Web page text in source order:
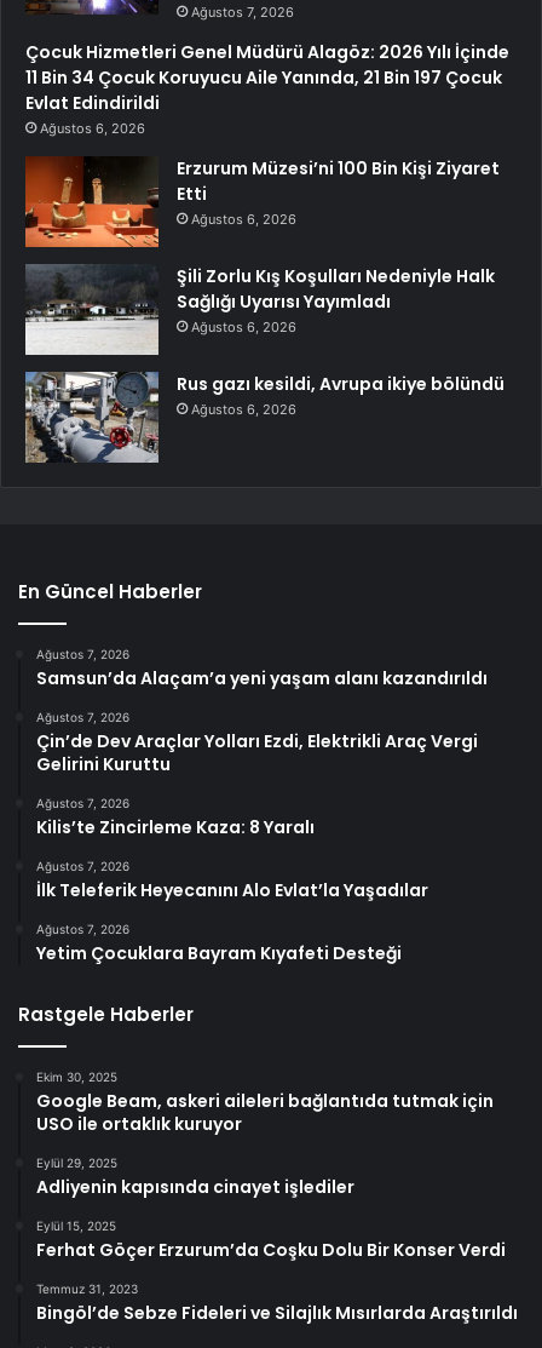
Ağustos 7, 2026
Çocuk Hizmetleri Genel Müdürü Alagöz: 2026 Yılı İçinde
11 Bin 34 Çocuk Koruyucu Aile Yanında, 21 Bin 197 Çocuk
Evlat Edindirildi
Ağustos 6, 2026
Erzurum Müzesi’ni 100 Bin Kişi Ziyaret
Etti
Ağustos 6, 2026
Şili Zorlu Kış Koşulları Nedeniyle Halk
Sağlığı Uyarısı Yayımladı
Ağustos 6, 2026
Rus gazı kesildi, Avrupa ikiye bölündü
Ağustos 6, 2026
En Güncel Haberler
Ağustos 7, 2026
Samsun’da Alaçam’a yeni yaşam alanı kazandırıldı
Ağustos 7, 2026
Çin’de Dev Araçlar Yolları Ezdi, Elektrikli Araç Vergi
Gelirini Kuruttu
Ağustos 7, 2026
Kilis’te Zincirleme Kaza: 8 Yaralı
Ağustos 7, 2026
İlk Teleferik Heyecanını Alo Evlat’la Yaşadılar
Ağustos 7, 2026
Yetim Çocuklara Bayram Kıyafeti Desteği
Rastgele Haberler
Ekim 30, 2025
Google Beam, askeri aileleri bağlantıda tutmak için
USO ile ortaklık kuruyor
Eylül 29, 2025
Adliyenin kapısında cinayet işlediler
Eylül 15, 2025
Ferhat Göçer Erzurum’da Coşku Dolu Bir Konser Verdi
Temmuz 31, 2023
Bingöl’de Sebze Fideleri ve Silajlık Mısırlarda Araştırıldı